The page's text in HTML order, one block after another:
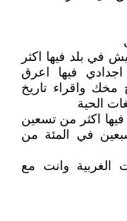
في بلد فيها اكثر
فيها اعرق
مخك واقراء تاريخ
الحية
اكثر من تسعين
في المئة من
الغربية وانت مع